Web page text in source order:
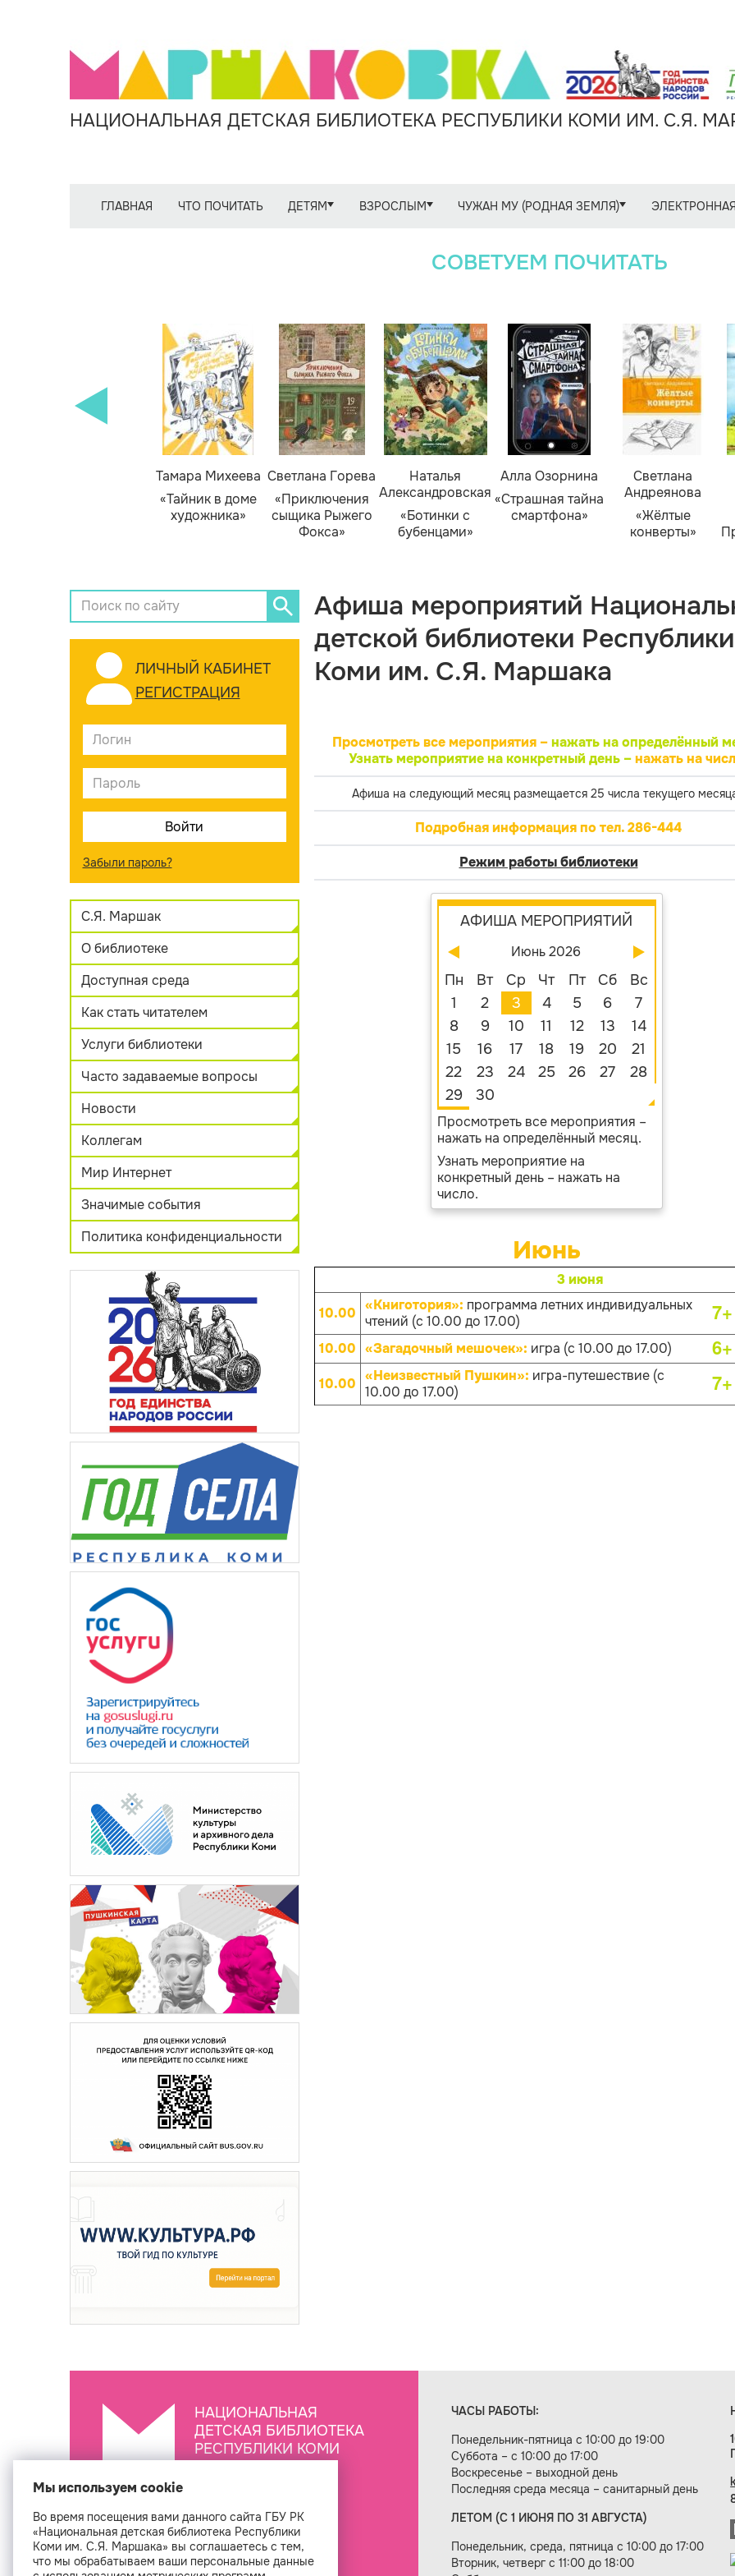
НАЦИОНАЛЬНАЯ ДЕТСКАЯ БИБЛИОТЕКА РЕСПУБЛИКИ КОМИ ИМ. С.Я.
ГЛАВНАЯ ЧТО ПОЧИТАТЬ ДЕТЯМ ВЗРОСЛЫМ ЧУЖАН МУ (РОДНАЯ ЗЕМЛЯ)
СОВЕТУЕМ ПОЧИТАТЬ
Тамара Михеева
«Тайник в доме
художника»
Светлана Горева
«Приключения
сыщика Рыжего
Фокса»
Наталья
Александровская
«Ботинки с
бубенцами»
Алла Озорнина
«Страшная тайна
смартфона»
Светлана
Андреянова
«Жёлтые
конверты»
ЛИЧНЫЙ КАБИНЕТ
РЕГИСТРАЦИЯ
Забыли пароль?
С.Я. Маршак
О библиотеке
Доступная среда
Как стать читателем
Услуги библиотеки
Часто задаваемые вопросы
Новости
Коллегам
Мир Интернет
Значимые события
Политика конфиденциальности
Афиша мероприятий
детской библиотеки Республики
Коми им. С.Я. Маршака
Просмотреть все мероприятия – нажать на определённый
Узнать мероприятие на конкретный день –нажать на
Афиша на следующий месяц размещается 25 числа текущего
Подробная информация по тел. 286-444
Режим работы библиотеки
АФИША МЕРОПРИЯТИЙ
Июнь 2026
Пн Вт Ср Чт Пт Сб
Вс
1
2 3 4 5 6
7
8
9 10 11 12 13
14
15
16 17 18 19 20
21
22
23 24 25 26 27
28
29
30
Просмотреть все мероприятия –
нажать на определённый месяц.
Узнать мероприятие на
конкретный день – нажать на
число.
Июнь
3 июня
10.00 «Книготория»: программа летних индивидуальных
чтений (с 10.00 до 17.00)
7+
10.00 «Загадочный мешочек»: игра (с 10.00 до 17.00) 6+
10.00 «Неизвестный Пушкин»: игра-путешествие (с
10.00 до 17.00)
7+
НАЦИОНАЛЬНАЯ
ДЕТСКАЯ БИБЛИОТЕКА
РЕСПУБЛИКИ КОМИ
ЧАСЫ РАБОТЫ:
Понедельник-пятница с 10:00 до 19:00
Суббота – с 10:00 до 17:00
Воскресенье – выходной день
Последняя среда месяца – санитарный день
ЛЕТОМ (С 1 ИЮНЯ ПО 31 АВГУСТА)
Понедельник, среда, пятница с 10:00 до 17:00
Вторник, четверг с 11:00 до 18:00
Создание сайта — веб-студия «Цифровой век»
Мы используем cookie
Во время посещения вами данного сайта ГБУ РК
«Национальная детская библиотека Республики
Коми им. С.Я. Маршака» вы соглашаетесь с тем,
что мы обрабатываем ваши персональные данные